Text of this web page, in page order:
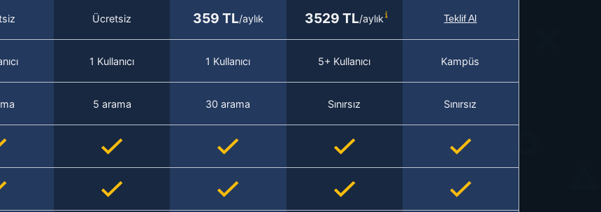
Ücretsiz 359 TL/aylık 3529 TL/aylık Teklif Al
1 Kullanıcı 1 Kullanıcı 5+ Kullanıcı Kampüs
5 arama 30 arama Sınırsız Sınırsız